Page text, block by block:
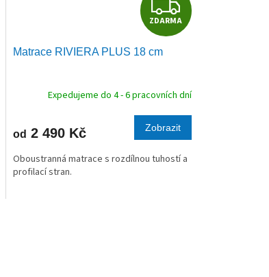
D
R
M
A
ZDARMA
Matrace RIVIERA PLUS 18 cm
Expedujeme do 4 - 6 pracovních dní
od 2 490 Kč Zobrazit
Oboustranná matrace s rozdílnou tuhostí a
profilací stran.